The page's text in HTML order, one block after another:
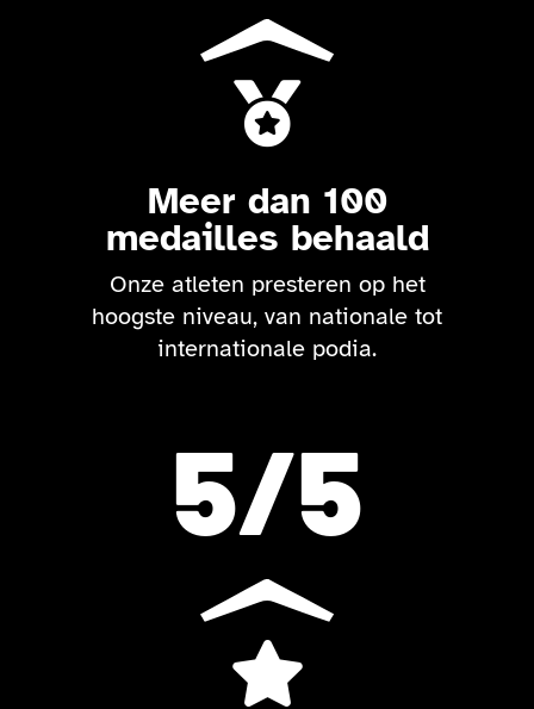

Meer dan 100
medailles behaald
Onze atleten presteren op het
hoogste niveau, van nationale tot
internationale podia.
5/5
